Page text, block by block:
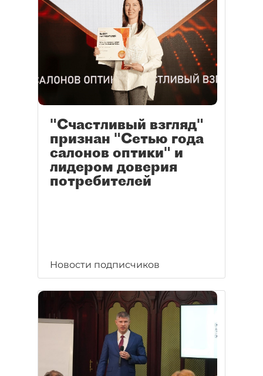
"Счастливый взгляд"
признан "Сетью года
салонов оптики" и
лидером доверия
потребителей
Новости подписчиков